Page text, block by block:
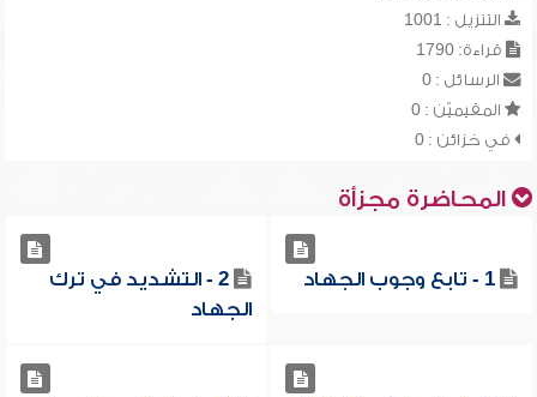
التنزيل : 1001
قراءة: 1790
الرسائل : 0
المقيميّن : 0
في خزائن : 0
المحاضرة مجزأة
1 - تابع وجوب الجهاد
2 - التشديد في ترك
الجهاد